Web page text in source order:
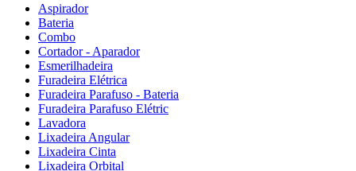
Aspirador
Bateria
Combo
Cortador - Aparador
Esmerilhadeira
Furadeira Elétrica
Furadeira Parafuso - Bateria
Furadeira Parafuso Elétric
Lavadora
Lixadeira Angular
Lixadeira Cinta
Lixadeira Orbital